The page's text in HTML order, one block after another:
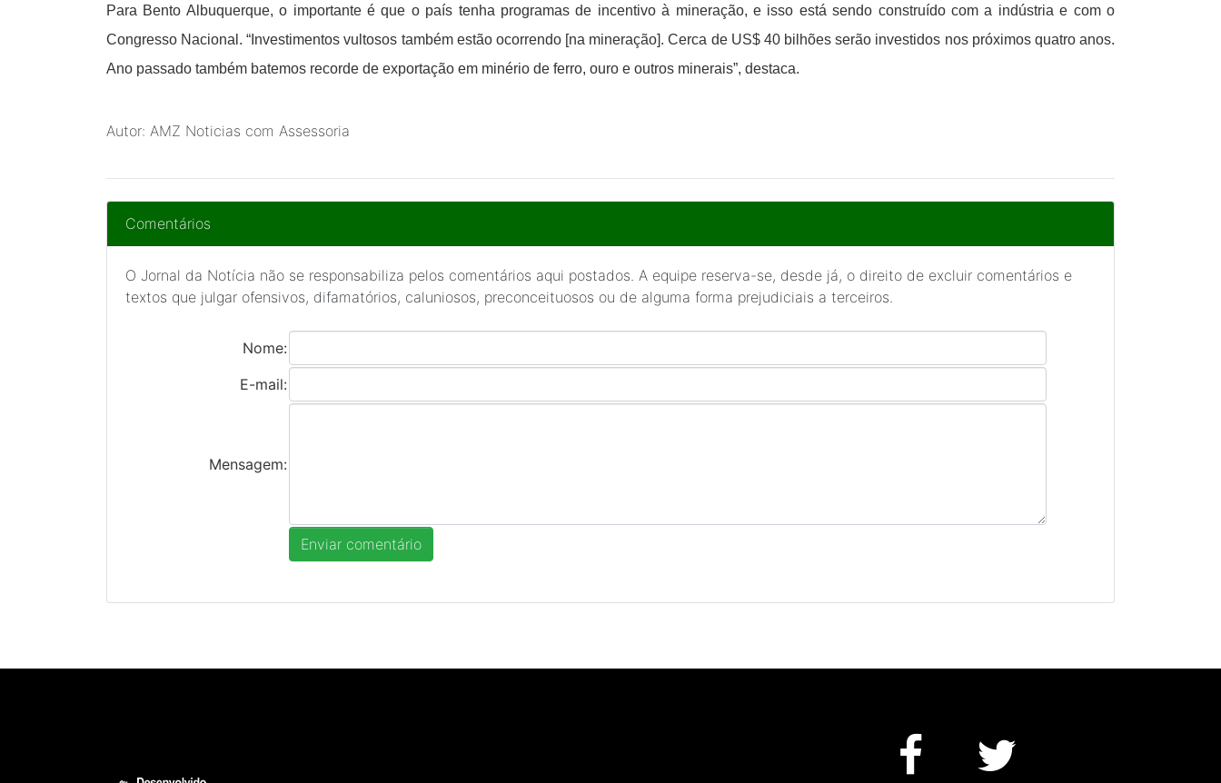
Para Bento Albuquerque, o importante é que o país tenha programas de incentivo à mineração, e isso está sendo construído com a indústria e com o
Congresso Nacional. “Investimentos vultosos também estão ocorrendo [na mineração]. Cerca de US$ 40 bilhões serão investidos nos próximos quatro anos.
Ano passado também batemos recorde de exportação em minério de ferro, ouro e outros minerais”, destaca.
Autor: AMZ Noticias com Assessoria
Comentários
O Jornal da Notícia não se responsabiliza pelos comentários aqui postados. A equipe reserva-se, desde já, o direito de excluir comentários e
textos que julgar ofensivos, difamatórios, caluniosos, preconceituosos ou de alguma forma prejudiciais a terceiros.
Nome:
E-mail:
Mensagem: